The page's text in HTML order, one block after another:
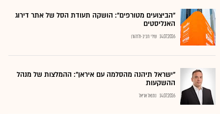
"הביצועים מטורפים": הושקה תעודת הסל של אתר דירוג
האנליסטים
14.07.2026 שירי חביב-ולדהורן
"ישראל תיהנה מהסלמה עם איראן": ההמלצות של מנהל
ההשקעות
14.07.2026 נתנאל אריאל